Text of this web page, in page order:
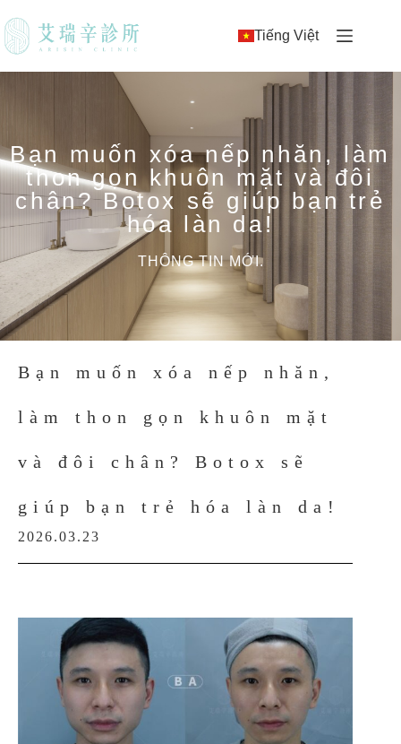
Tiếng Việt
Bạn muốn xóa nếp nhăn, làm
thon gọn khuôn mặt và đôi
chân? Botox sẽ giúp bạn trẻ
hóa làn da!
THÔNG TIN MỚI.
Bạn muốn xóa nếp nhăn,
làm thon gọn khuôn mặt
và đôi chân? Botox sẽ
giúp bạn trẻ hóa làn da!
2026.03.23